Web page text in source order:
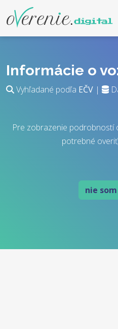
Informácie o
Vyhľadané podľa EČV |
Pre zobrazenie podrobností
potrebné
nie